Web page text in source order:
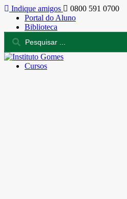
Indique amigos
0800 591 0700
Portal do Aluno
Biblioteca
Cursos